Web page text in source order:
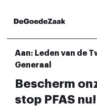
Aan: Leden van de
Generaal
Bescherm
stop PFAS nu!